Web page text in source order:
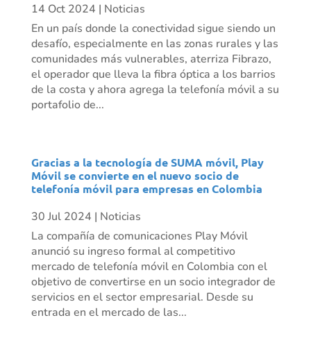
14 Oct 2024 | Noticias
En un país donde la conectividad sigue siendo un
desafío, especialmente en las zonas rurales y las
comunidades más vulnerables, aterriza Fibrazo,
el operador que lleva la fibra óptica a los barrios
de la costa y ahora agrega la telefonía móvil a su
portafolio de...
Gracias a la tecnología de SUMA móvil, Play
Móvil se convierte en el nuevo socio de
telefonía móvil para empresas en Colombia
30 Jul 2024 | Noticias
La compañía de comunicaciones Play Móvil
anunció su ingreso formal al competitivo
mercado de telefonía móvil en Colombia con el
objetivo de convertirse en un socio integrador de
servicios en el sector empresarial. Desde su
entrada en el mercado de las...